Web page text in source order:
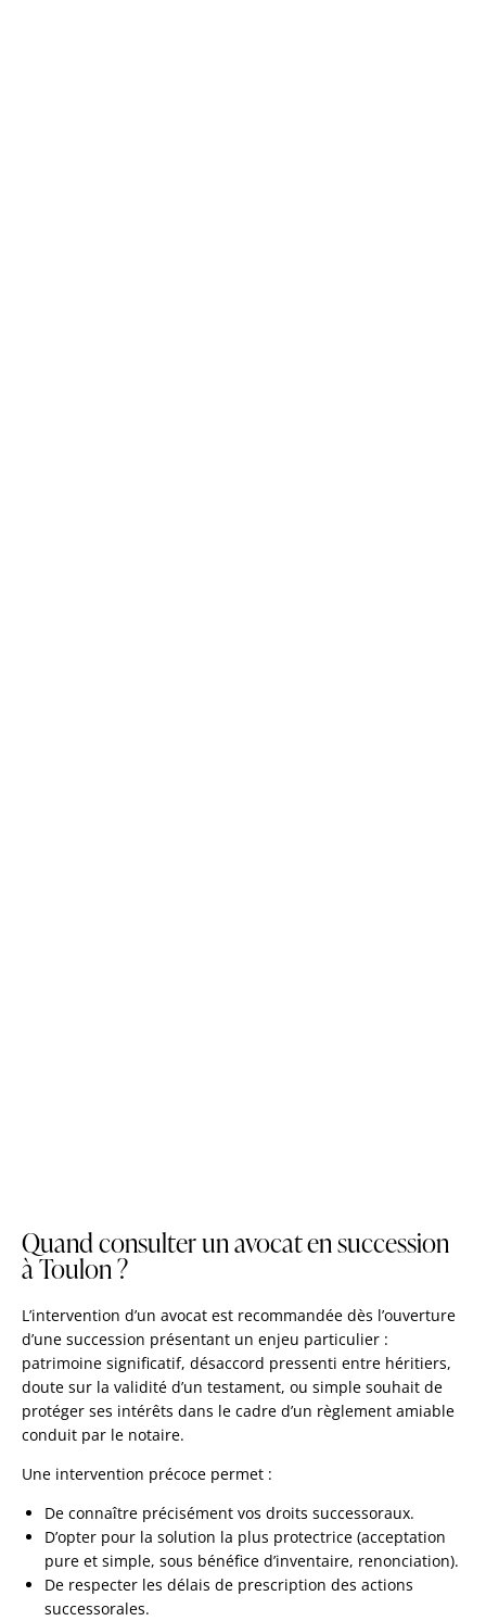
Quand consulter un avocat en succession
à Toulon ?
L’intervention d’un avocat est recommandée dès l’ouverture
d’une succession présentant un enjeu particulier :
patrimoine significatif, désaccord pressenti entre héritiers,
doute sur la validité d’un testament, ou simple souhait de
protéger ses intérêts dans le cadre d’un règlement amiable
conduit par le notaire.
Une intervention précoce permet :
De connaître précisément vos droits successoraux.
D’opter pour la solution la plus protectrice (acceptation
pure et simple, sous bénéfice d’inventaire, renonciation).
De respecter les délais de prescription des actions
successorales.